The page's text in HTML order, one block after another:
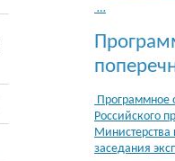
…
Программное
Росcийского
Министерства
заседания